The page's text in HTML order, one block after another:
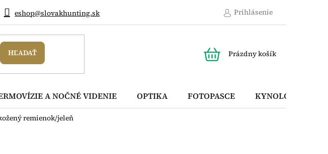
eshop@slovakhunting.sk Prihlásenie
HĽADAŤ
KOŠÍK
Prázdny košík
A NOČNÉ VIDENIE OPTIKA FOTOPASCE KYNOLOGICKÉ
remienok/jeleň